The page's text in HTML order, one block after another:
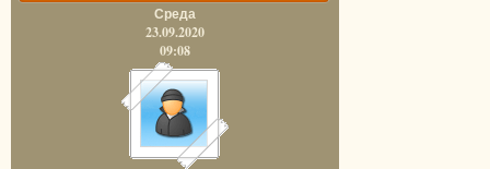
Среда
23.09.2020
09:08